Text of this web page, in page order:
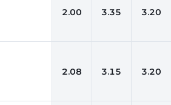
2.00 3.35 3.20
2.08 3.15 3.20